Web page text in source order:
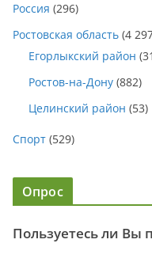
Россия (296)
Ростовская область (4
Егорлыкский район
Ростов-на-Дону (882)
Целинский район (53)
Спорт (529)
Опрос
Пользуетесь ли Вы